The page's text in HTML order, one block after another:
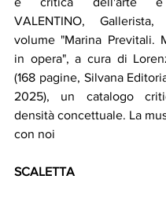
VALENTINO,
volume "Marina Previtali.
in opera", a cura di
(168 pagine, Silvana
2025), un catalogo
densità concettuale. La
con noi
SCALETTA